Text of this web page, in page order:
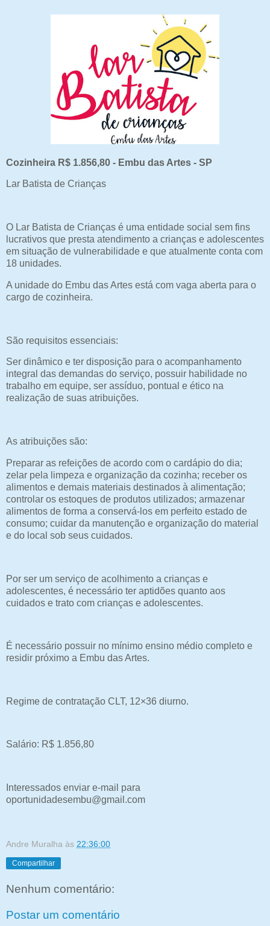
Cozinheira R$ 1.856,80 - Embu das Artes - SP
Lar Batista de Crianças
O Lar Batista de Crianças é uma entidade social sem fins
lucrativos que presta atendimento a crianças e adolescentes
em situação de vulnerabilidade e que atualmente conta com
18 unidades.
A unidade do Embu das Artes está com vaga aberta para o
cargo de cozinheira.
São requisitos essenciais:
Ser dinâmico e ter disposição para o acompanhamento
integral das demandas do serviço, possuir habilidade no
trabalho em equipe, ser assíduo, pontual e ético na
realização de suas atribuições.
As atribuições são:
Preparar as refeições de acordo com o cardápio do dia;
zelar pela limpeza e organização da cozinha; receber os
alimentos e demais materiais destinados à alimentação;
controlar os estoques de produtos utilizados; armazenar
alimentos de forma a conservá-los em perfeito estado de
consumo; cuidar da manutenção e organização do material
e do local sob seus cuidados.
Por ser um serviço de acolhimento a crianças e
adolescentes, é necessário ter aptidões quanto aos
cuidados e trato com crianças e adolescentes.
É necessário possuir no mínimo ensino médio completo e
residir próximo a Embu das Artes.
Regime de contratação CLT, 12×36 diurno.
Salário: R$ 1.856,80
Interessados enviar e-mail para
oportunidadesembu@gmail.com
Andre Muralha às 22:36:00
Compartilhar
Nenhum comentário:
Postar um comentário